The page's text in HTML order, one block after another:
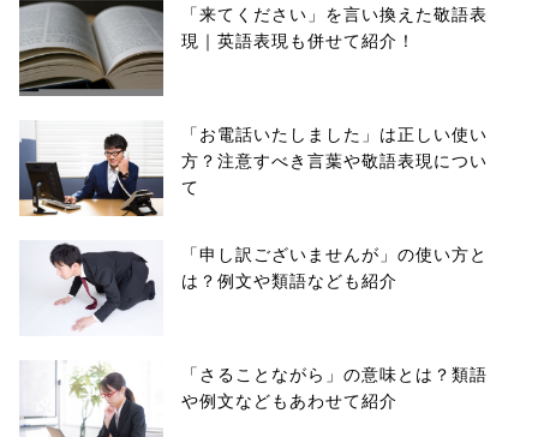
「来てください」を言い換えた敬語表
現｜英語表現も併せて紹介！
「お電話いたしました」は正しい使い
方？注意すべき言葉や敬語表現につい
て
「申し訳ございませんが」の使い方と
は？例文や類語なども紹介
「さることながら」の意味とは？類語
や例文などもあわせて紹介